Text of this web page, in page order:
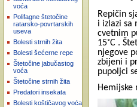
voća
Polifagne štetočine
ratarsko-povrtarskih
useva
Bolesti strnih žita
Bolesti šećerne repe
Štetočine jabučastog
voća
Štetočine strnih žita
Predatori insekata
Bolesti koštičavog voća
Repičin
i izlazi sa
cvetnim
15˚C .
njegove
zbijeni i
pupoljci
Hemijske